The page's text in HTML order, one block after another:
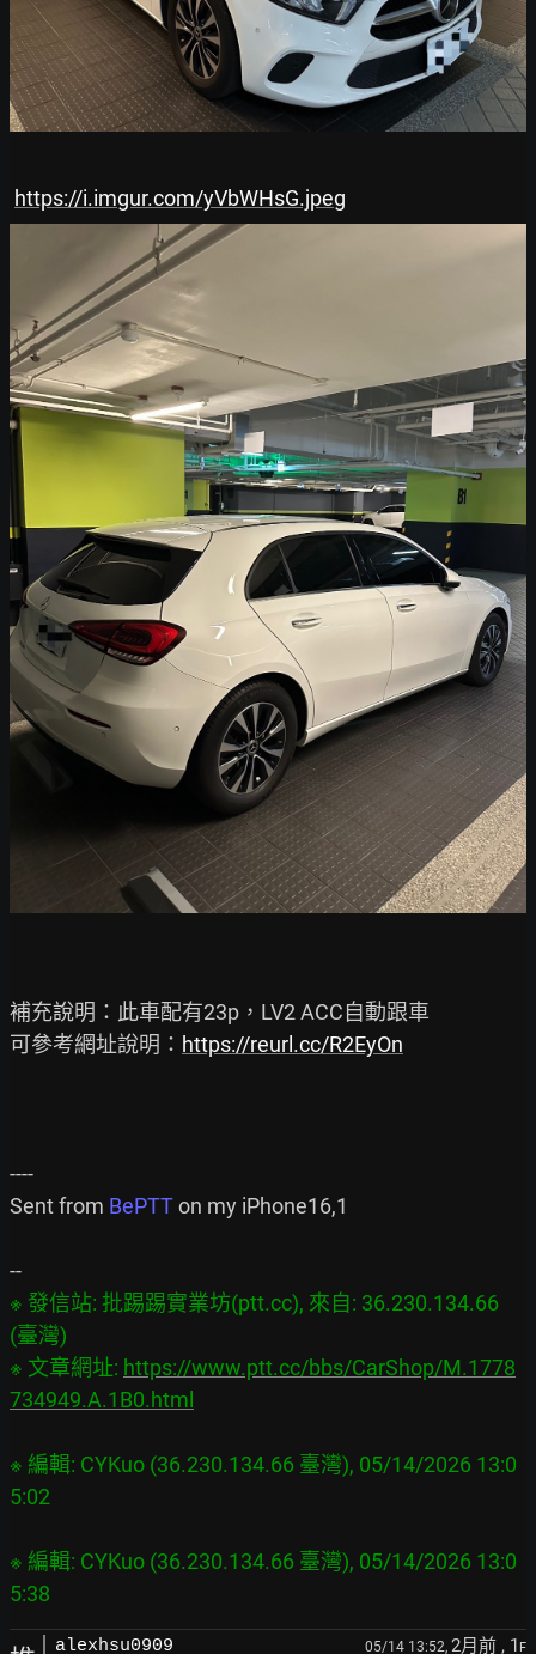
https://i.imgur.com/yVbWHsG.jpeg
補充說明：此車配有23p，LV2 ACC自動跟車
可參考網址說明： https://reurl.cc/R2EyOn
----
Sent from BePTT on my iPhone16,1
※ 發信站: 批踢踢實業坊(ptt.cc), 來自: 36.230.134.66
(臺灣)
※ 文章網址: https://www.ptt.cc/bbs/CarShop/M.1778
734949.A.1B0.html
※ 編輯: CYKuo (36.230.134.66 臺灣), 05/14/2026 13:0
※ 編輯: CYKuo (36.230.134.66 臺灣), 05/14/2026 13:0
alexhsu0909 05/14 13:52, 2月前 , 1 F